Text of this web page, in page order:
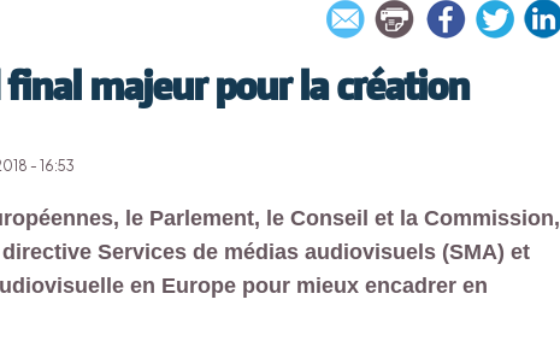
majeur pour la création
- 16:53
le Parlement, le Conseil et la Commission,
Services de médias audiovisuels (SMA) et
en Europe pour mieux encadrer en